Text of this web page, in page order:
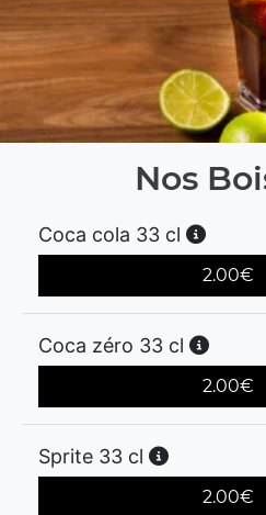
Nos
Coca cola 33 cl
2.00€
Coca zéro 33 cl
2.00€
Sprite 33 cl
2.00€